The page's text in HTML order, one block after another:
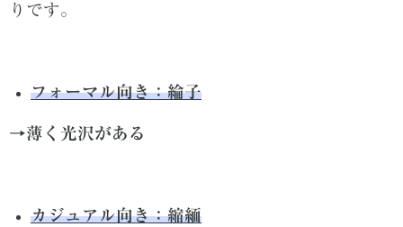
りです。
フォーマル向き：綸子
→薄く光沢がある
カジュアル向き：縮緬